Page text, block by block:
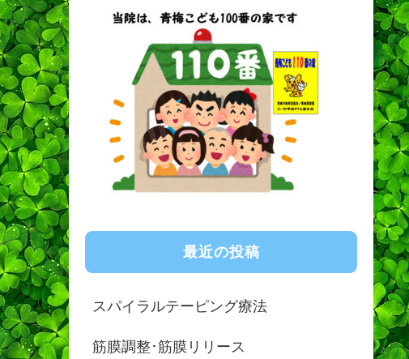
最近の投稿
スパイラルテーピング療法
筋膜調整･筋膜リリース